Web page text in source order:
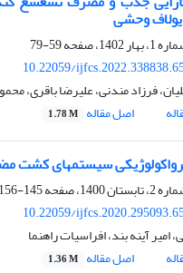
وحشی
59-79
10.22059/
فرزاد مندنی، علیرضا باقری،
اصل مقاله 1.78 M
سیستم‏های کشت
145-156
10.22059/
امیر آینه بند، افراسیات راهنما
اصل مقاله 1.36 M